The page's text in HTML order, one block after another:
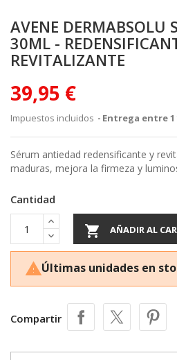
AVENE DERMABSOLU
30ML -
REVITALIZANTE
39,95 €
Impuestos incluidos Entrega entre 1
Sérum antiedad redensificante y
maduras, mejora la firmeza y
Cantidad
 AÑADIR AL
Últimas unidades en
Compartir